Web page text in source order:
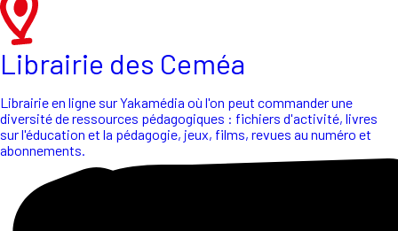
Librairie des Ceméa
Librairie en ligne sur Yakamédia où l'on peut commander une
diversité de ressources pédagogiques : fichiers d'activité, livres
sur l'éducation et la pédagogie, jeux, films, revues au numéro et
abonnements.